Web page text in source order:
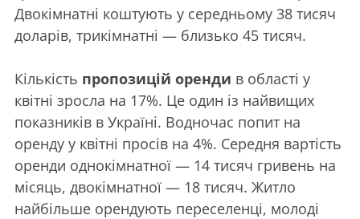
Двокімнатні коштують у середньому 38 тисяч
доларів, трикімнатні — близько 45 тисяч.
Кількість пропозицій оренди в області у
квітні зросла на 17%. Це один із найвищих
показників в Україні. Водночас попит на
оренду у квітні просів на 4%. Середня вартість
оренди однокімнатної — 14 тисяч гривень на
місяць, двокімнатної — 18 тисяч. Житло
найбільше орендують переселенці, молоді